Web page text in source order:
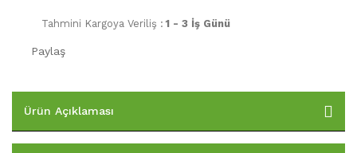
Tahmini Kargoya Veriliş : 1 - 3 İş Günü
Paylaş
Ürün Açıklaması